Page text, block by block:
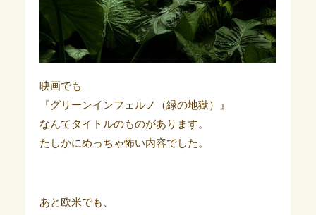
映画でも
『グリーンインフェルノ（緑の地獄）』
なんてタイトルのものがあります。
たしかにめっちゃ怖い内容でした。
あと欧米でも、